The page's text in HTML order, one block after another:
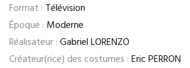
Format : Télévision
Époque : Moderne
Réalisateur :Gabriel LORENZO
Créateur(rice) des costumes :Eric PERRON